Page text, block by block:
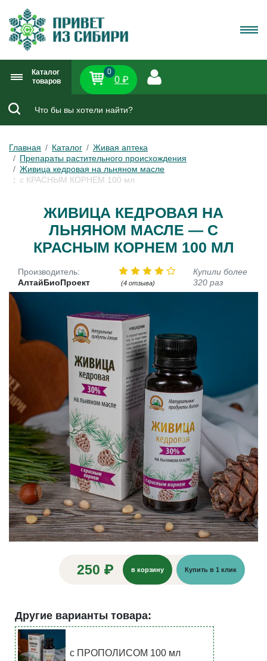
Каталог
товаров
0
0 ₽
Главная Каталог
Живая аптека
Препараты растительного происхождения
Живица кедровая на льняном масле
с КРАСНЫМ КОРНЕМ 100 мл
ЖИВИЦА КЕДРОВАЯ НА
ЛЬНЯНОМ МАСЛЕ — С
КРАСНЫМ КОРНЕМ 100 МЛ
Производитель:
АлтайБиоПроект
(4 отзыва)
Купили более
320 раз
250 ₽ в корзину Купить в 1 клик
Другие варианты товара:
с ПРОПОЛИСОМ 100 мл